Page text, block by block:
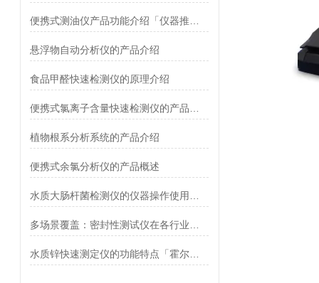
悬浮物自动分析仪的产品介绍
食品甲醛快速检测仪的原理介绍
植物根系分析系统的产品介绍
便携式余氯分析仪的产品概述